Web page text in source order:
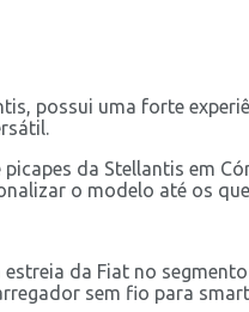
possui uma forte
da Stellantis em
o modelo até os
da Fiat no
sem fio para